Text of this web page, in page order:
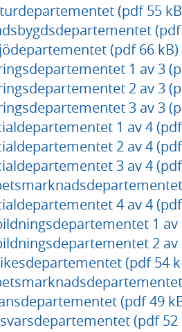
(pdf 55
(pdf
(pdf 66 kB)
1 av 3
2 av 3
3 av 3
1 av 4
2 av 4
3 av 4
4 av 4
1 av
2 av
(pdf 54
(pdf 49
(pdf 52